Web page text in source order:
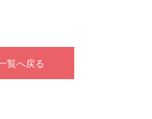
覧へ戻る